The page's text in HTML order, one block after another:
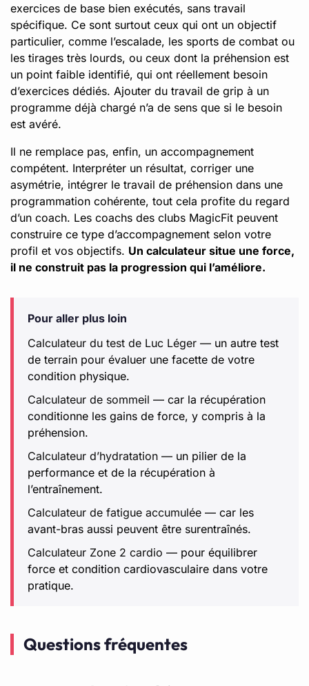
exercices de base bien exécutés, sans travail
spécifique. Ce sont surtout ceux qui ont un objectif
particulier, comme l’escalade, les sports de combat ou
les tirages très lourds, ou ceux dont la préhension est
un point faible identifié, qui ont réellement besoin
d’exercices dédiés. Ajouter du travail de grip à un
programme déjà chargé n’a de sens que si le besoin
est avéré.
Il ne remplace pas, enfin, un accompagnement
compétent. Interpréter un résultat, corriger une
asymétrie, intégrer le travail de préhension dans une
programmation cohérente, tout cela profite du regard
d’un coach. Les coachs des clubs MagicFit peuvent
construire ce type d’accompagnement selon votre
profil et vos objectifs. Un calculateur situe une force,
il ne construit pas la progression qui l’améliore.
Pour aller plus loin
Calculateur du test de Luc Léger — un autre test
de terrain pour évaluer une facette de votre
condition physique.
Calculateur de sommeil — car la récupération
conditionne les gains de force, y compris à la
préhension.
Calculateur d’hydratation — un pilier de la
performance et de la récupération à
l’entraînement.
Calculateur de fatigue accumulée — car les
avant-bras aussi peuvent être surentraînés.
Calculateur Zone 2 cardio — pour équilibrer
force et condition cardiovasculaire dans votre
pratique.
Questions fréquentes